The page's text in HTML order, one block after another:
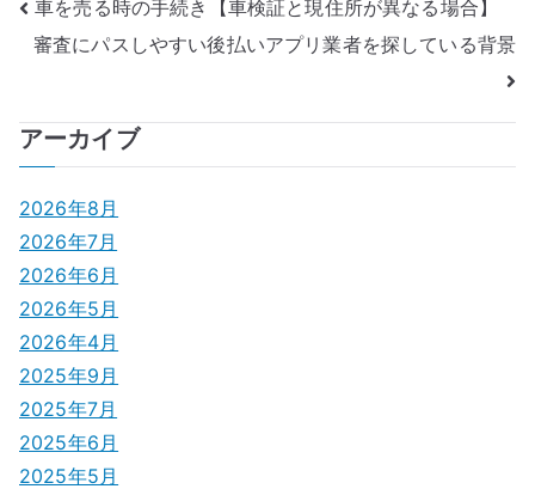
投
稿
ナ
ビ
ゲ
ー
シ
ョ
ン
車を売る時の手続き【車検証と現住所が異なる場合】
審査にパスしやすい後払いアプリ業者を探している背景
アーカイブ
2026年8月
2026年7月
2026年6月
2026年5月
2026年4月
2025年9月
2025年7月
2025年6月
2025年5月